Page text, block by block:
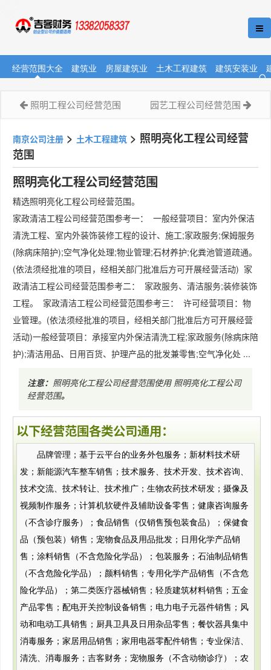
经营范围大全 建筑业 房屋建筑业 土木工程建筑 建筑安装业
照明工程公司经营范围 园艺工程公司经营范围
南京公司注册 > 土木工程建筑 > 照明亮化工程公司经营
范围
照明亮化工程公司经营范围
精选照明亮化工程公司经营范围。
家政清洁工程公司经营范围参考一： 一般经营项目：室内外保洁
清洗工程、室内外装饰装修工程的设计、施工;家政服务;保姆服务
(除病床陪护);空气净化处理;物业管理;石材养护;化粪池管道疏通。
(依法须经批准的项目，经相关部门批准后方可开展经营活动) 家
政清洁工程公司经营范围参考二： 家政服务、清洁服务;装修装饰
工程。 家政清洁工程公司经营范围参考三： 许可经营项目：物
业管理。(依法须经批准的项目，经相关部门批准后方可开展经营
活动)一般经营项目：承接室内外保洁清洗工程;家政服务(除病床陪
护);清洁用品、日用百货、护理产品的批发兼零售;空气净化处 ...
注意： 照明亮化工程公司经营范围使用 照明亮化工程公司
经营范围。
以下经营范围各类公司通用：
品牌管理；基于云平台的业务外包服务；新材料技术研
发；新能源汽车整车销售；技术服务、技术开发、技术咨询、
技术交流、技术转让、技术推广；生物农药技术研发；摄像及
视频制作服务；计算机软硬件及辅助设备零售；健康咨询服务
（不含诊疗服务）；食品销售（仅销售预包装食品）；保健食
品（预包装）销售；宠物食品及用品批发；日用化学产品销
售；涂料销售（不含危险化学品）；包装服务；石油制品销售
（不含危险化学品）；颜料销售；专用化学产品销售（不含危
险化学品）；第二类医疗器械销售；轻质建筑材料销售；五金
产品零售；配电开关控制设备销售；电力电子元器件销售；风
动和电动工具销售；厨具卫具及日用杂品零售；餐饮器具集中
消毒服务；家居用品销售；家用电器零配件销售；专业保洁、
清洗、消毒服务；吉客财务；宠物服务（不含动物诊疗）；农